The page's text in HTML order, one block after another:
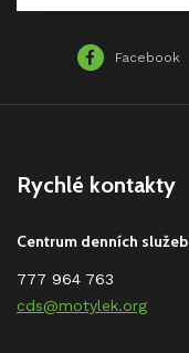
Facebook
Rychlé kontakty
Centrum denních služeb
777 964 763
cds@motylek.org